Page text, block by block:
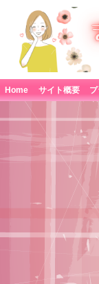
Home サイト概要